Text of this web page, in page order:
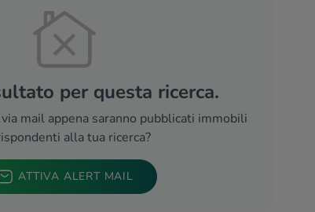
per questa ricerca.
mail appena saranno pubblicati immobili
alla tua ricerca?
ATTIVA ALERT MAIL